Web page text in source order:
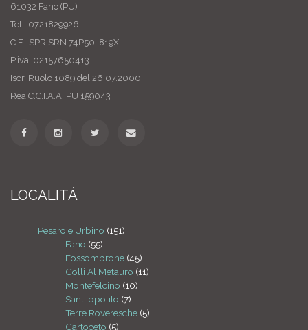
61032 Fano (PU)
Tel.: 0721829926
C.F.: SPR SRN 74P50 I819X
P.iva: 02157650413
Iscr. Ruolo 1089 del 26.07.2000
Rea C.C.I.A.A. PU 159043
LOCALITÁ
Pesaro e Urbino (151)
Fano (55)
Fossombrone (45)
Colli Al Metauro (11)
Montefelcino (10)
Sant'ippolito (7)
Terre Roveresche (5)
Cartoceto (5)